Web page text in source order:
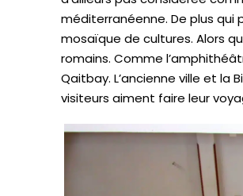
méditerranéenne. De plus qui
mosaïque de cultures. Alors
romains. Comme
Qaitbay. L’ancienne ville et la
visiteurs aiment faire leur